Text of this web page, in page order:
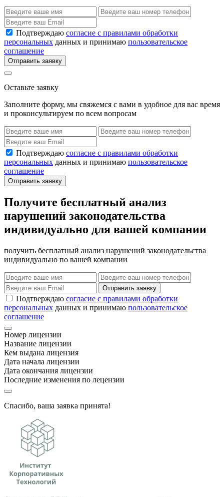
Подтверждаю согласие с правилами обработки
персональных данных и принимаю пользовательское
соглашение
Отправить заявку
Оставьте заявку
Заполните форму, мы свяжемся с вами в удобное для вас время
и проконсультируем по всем вопросам
Подтверждаю согласие с правилами обработки
персональных данных и принимаю пользовательское
соглашение
Отправить заявку
Получите бесплатный анализ
нарушений законодательства
индивидуально для вашей компании
получить бесплатный анализ нарушений законодательства
индивидуально по вашей компании
Отправить заявку
Подтверждаю согласие с правилами обработки
персональных данных и принимаю пользовательское
соглашение
Номер лицензии
Название лицензии
Кем выдана лицензия
Дата начала лицензии
Дата окончания лицензии
Последние изменения по лецензии
Спасибо, ваша заявка принята!